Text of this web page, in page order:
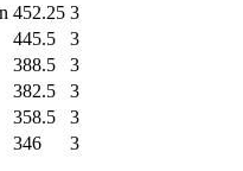
452.25 3
445.5
3
388.5
3
382.5
3
358.5
3
346 3